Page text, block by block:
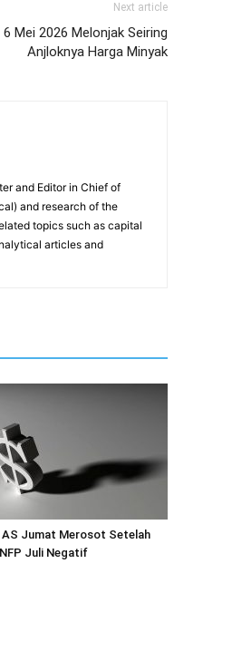
Next article
Mei 2026 Melonjak Seiring
Anjloknya Harga Minyak
and Editor in Chief of
and research of the
topics such as capital
articles and
AS Jumat Merosot Setelah
Juli Negatif